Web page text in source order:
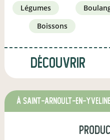
légumes
boissons
Découvrir
à Saint-Arnoult-en-